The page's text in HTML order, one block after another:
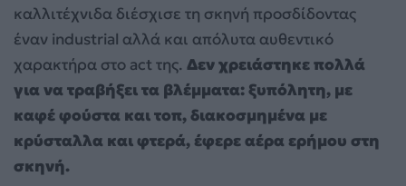
καλλιτέχνιδα διέσχισε τη σκηνή προσδίδοντας
έναν industrial αλλά και απόλυτα αυθεντικό
χαρακτήρα στο act της. Δεν χρειάστηκε πολλά
για να τραβήξει τα βλέμματα: ξυπόλητη, με
καφέ φούστα και τοπ, διακοσμημένα με
κρύσταλλα και φτερά, έφερε αέρα ερήμου στη
σκηνή.